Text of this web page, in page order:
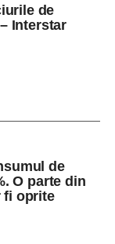
de
Interstar
de
O parte din
fi oprite